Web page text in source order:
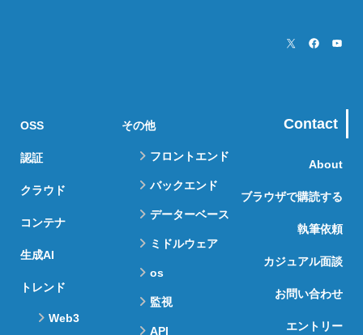
OSS
認証
クラウド
コンテナ
生成AI
トレンド
Web3
その他
フロントエンド
バックエンド
データーベース
ミドルウェア
os
監視
API
Contact
About
ブラウザで購読する
執筆依頼
カジュアル面談
お問い合わせ
エントリー